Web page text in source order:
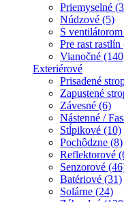
Priemyselné
Núdzové (5)
S
Pre rast rastlín
Vianočné
Exteriérové
Prisadené
Zapustené
Závesné (6)
Nástenné /
Stĺpikové (10)
Pochôdzne (8)
Reflektorové
Senzorové
Batériové (31)
Solárne (24)